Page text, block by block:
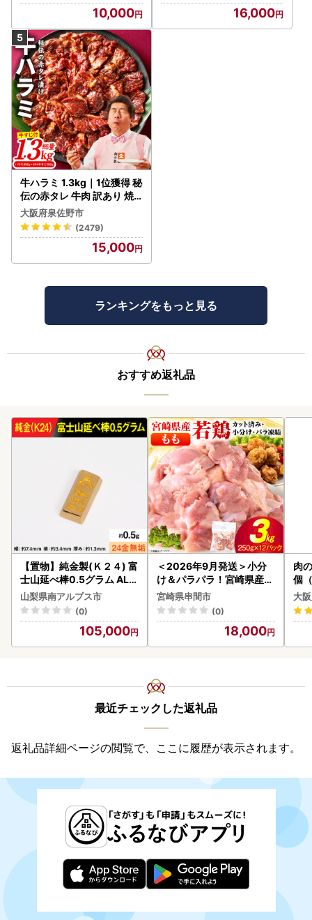
10,000 16,000
牛ハラミ 1.3kg｜1位獲得 秘
伝の赤タレ 牛肉 訳あり 焼
肉 BBQ
大阪府泉佐野市
(2479)
15,000
ランキングをもっと見る
おすすめ返礼品
【置物】純金製(Ｋ２４) 富
士山延べ棒0.5グラム ALP
BK181
山梨県南アルプス市
(0)
105,000
＜2026年9月発送＞小分
け＆パラパラ！宮崎県産鶏
ももカット合計3kg_K043
-009-2609
宮崎県串間市
(0)
18,000
肉
個
ー
わ
大
最近チェックした返礼品
返礼品詳細ページの閲覧で、ここに履歴が表示されます。